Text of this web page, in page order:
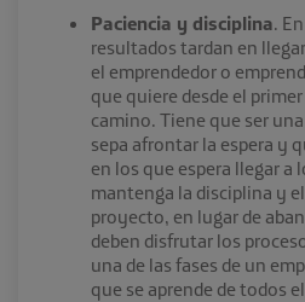
Paciencia y disciplina.
resultados tardan en
el emprendedor o
que quiere desde el
camino. Tiene que ser
sepa afrontar la espera y
en los que espera llegar a
mantenga la disciplina y
proyecto, en lugar de
deben disfrutar los
una de las fases de un
que se aprende de todos